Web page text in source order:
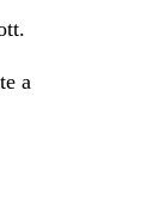
a